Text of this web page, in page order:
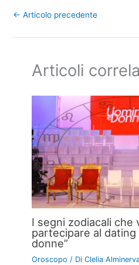
← Articolo precedente
Articoli
I segni zodiacali che
partecipare al dating
donne”
Oroscopo / DiClelia